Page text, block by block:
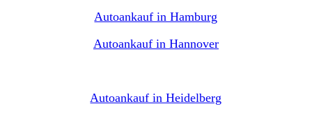
Autoankauf in Hamburg
Autoankauf in Hannover
Autoankauf in Heidelberg